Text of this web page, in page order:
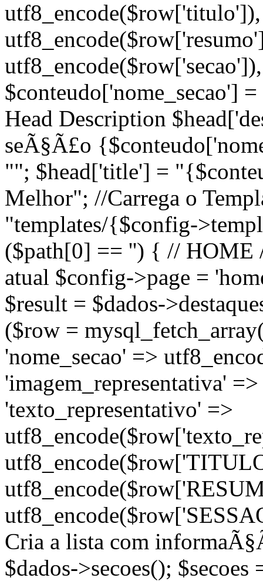
$conteudo['nome_secao']
Head Description
seÃ§Ã£o
""; $head['title'] =
Melhor"; //Carrega o
"templates/{$config-
($path[0] == '') { // HOME
atual $config->page =
$result = $dados-
($row =
'nome_secao' =>
'imagem_representativa'
'texto_representativo' =>
Cria a lista com
$dados->secoes();